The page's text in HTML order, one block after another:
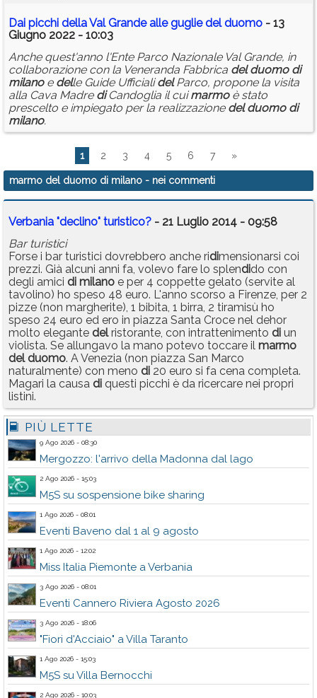
Dai picchi della Val Grande alle gugliedel duomo - 13
Giugno 2022 - 10:03
Anche quest'anno l'Ente Parco Nazionale Val Grande, in
collaborazione con la Veneranda Fabbrica del duomo di
milanoe delle Guide UfficialidelParco, propone la visita
alla Cava Madre diCandoglia il cuimarmoè stato
prescelto e impiegato per la realizzazione del duomo di
milano.
1 2 3 4 5 6 7 »
marmo del duomo di milano - nei commenti
Verbania "declino" turistico? - 21 Luglio 2014 - 09:58
Bar turistici
Forse i bar turistici dovrebbero anche ridimensionarsi coi
prezzi. Già alcuni anni fa, volevo fare lo splendido con
degli amici di milano e per 4 coppette gelato (servite al
tavolino) ho speso 48 euro. L'anno scorso a Firenze, per 2
pizze (non margherite), 1 bibita, 1 birra, 2 tiramisù ho
speso 24 euro ed ero in piazza Santa Croce nel dehor
molto elegante delristorante, con intrattenimento di un
violista. Se allungavo la mano potevo toccare il marmo
del duomo. A Venezia (non piazza San Marco
naturalmente) con meno di 20 euro si fa cena completa.
Magari la causa di questi picchi è da ricercare nei propri
listini.
PIÙ LETTE
9 Ago 2026 - 08:30
Mergozzo: l'arrivo della Madonna dal lago
2 Ago 2026 - 15:03
M5S su sospensione bike sharing
1 Ago 2026 - 08:01
Eventi Baveno dal 1 al 9 agosto
1 Ago 2026 - 12:02
Miss Italia Piemonte a Verbania
3 Ago 2026 - 08:01
Eventi Cannero Riviera Agosto 2026
3 Ago 2026 - 18:06
"Fiori d'Acciaio" a Villa Taranto
1 Ago 2026 - 15:03
M5S su Villa Bernocchi
2 Ago 2026 - 10:03